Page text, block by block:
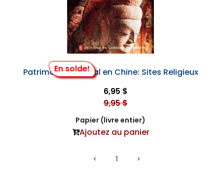
En solde!
Patrimoine Mondial en Chine: Sites Religieux
6,95 $
9,95 $
Papier (livre entier)
Ajoutez au panier
1